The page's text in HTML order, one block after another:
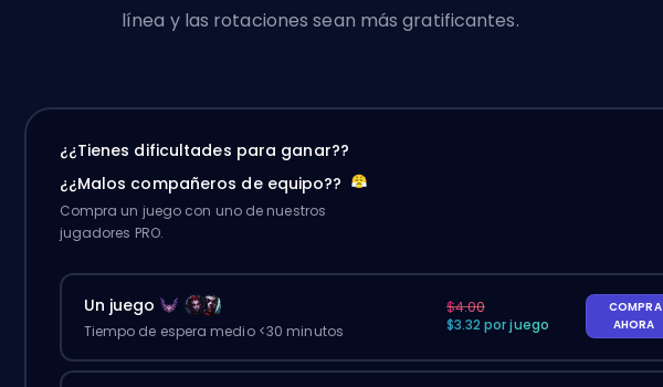
línea y las rotaciones sean más gratificantes.
¿¿Tienes dificultades para ganar??
¿¿Malos compañeros de equipo??
Compra un juego con uno de nuestros
jugadores PRO.
Un juego
Tiempo de espera medio <30 minutos
$4.00
$3.32 por juego
COMPRA
AHORA